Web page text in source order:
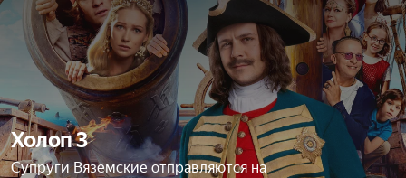
Холоп 3
Супруги Вяземские отправляются на